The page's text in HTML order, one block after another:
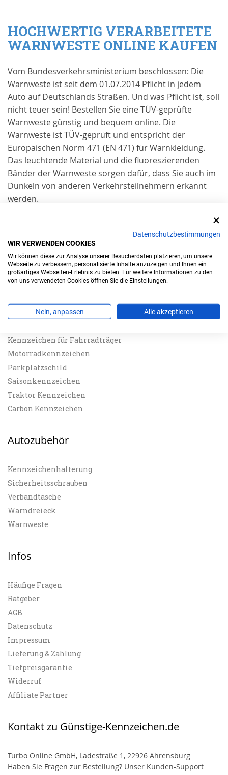
HOCHWERTIG VERARBEITETE
WARNWESTE ONLINE KAUFEN
Vom Bundesverkehrsministerium beschlossen: Die
Warnweste ist seit dem 01.07.2014 Pflicht in jedem
Auto auf Deutschlands Straßen. Und was Pflicht ist, soll
nicht teuer sein! Bestellen Sie eine TÜV-geprüfte
Warnweste günstig und bequem online. Die
Warnweste ist TÜV-geprüft und entspricht der
Europäischen Norm 471 (EN 471) für Warnkleidung.
Das leuchtende Material und die fluoreszierenden
Bänder der Warnweste sorgen dafür, dass Sie auch im
Dunkeln von anderen Verkehrsteilnehmern erkannt
werden.
Kfz-Kennzeichen
H-Kennzeichen
Kennzeichen für Fahrradträger
Motorradkennzeichen
Parkplatzschild
Saisonkennzeichen
Traktor Kennzeichen
Carbon Kennzeichen
Autozubehör
Kennzeichenhalterung
Sicherheitsschrauben
Verbandtasche
Warndreieck
Warnweste
Infos
Häufige Fragen
Ratgeber
AGB
Datenschutz
Impressum
Lieferung & Zahlung
Tiefpreisgarantie
Widerruf
Affiliate Partner
Kontakt zu Günstige-Kennzeichen.de
Turbo Online GmbH, Ladestraße 1, 22926 Ahrensburg
Haben Sie Fragen zur Bestellung? Unser Kunden-Support
Datenschutzbestimmungen
WIR VERWENDEN COOKIES
Wir können diese zur Analyse unserer Besucherdaten platzieren, um unsere
Webseite zu verbessern, personalisierte Inhalte anzuzeigen und Ihnen ein
großartiges Webseiten-Erlebnis zu bieten. Für weitere Informationen zu den
von uns verwendeten Cookies öffnen Sie die Einstellungen.
Nein, anpassen Alle akzeptieren